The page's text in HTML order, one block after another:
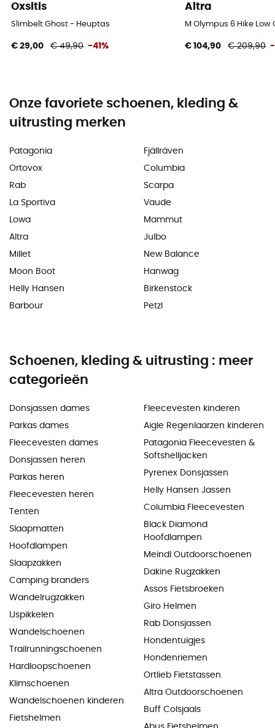
Oxsitis
Slimbelt Ghost - Heuptas
€ 29,00 € 49,90 -41%
Altra
M Olympus 6 Hike
€ 104,90 € 209,90 -
Onze favoriete schoenen, kleding &
uitrusting merken
Patagonia
Ortovox
Rab
La Sportiva
Lowa
Altra
Millet
Moon Boot
Helly Hansen
Barbour
Fjällräven
Columbia
Scarpa
Vaude
Mammut
Julbo
New Balance
Hanwag
Birkenstock
Petzl
Schoenen, kleding & uitrusting : meer
categorieën
Donsjassen dames
Parkas dames
Fleecevesten dames
Donsjassen heren
Parkas heren
Fleecevesten heren
Tenten
Slaapmatten
Hoofdlampen
Slaapzakken
Camping branders
Wandelrugzakken
IJspikkelen
Wandelschoenen
Trailrunningschoenen
Hardloopschoenen
Klimschoenen
Wandelschoenen kinderen
Fietshelmen
Fleecevesten kinderen
Aigle Regenlaarzen kinderen
Patagonia Fleecevesten &
Softshelljacken
Pyrenex Donsjassen
Helly Hansen Jassen
Columbia Fleecevesten
Black Diamond
Hoofdlampen
Meindl Outdoorschoenen
Dakine Rugzakken
Assos Fietsbroeken
Giro Helmen
Rab Donsjassen
Hondentuigjes
Hondenriemen
Ortlieb Fietstassen
Altra Outdoorschoenen
Buff Colsjaals